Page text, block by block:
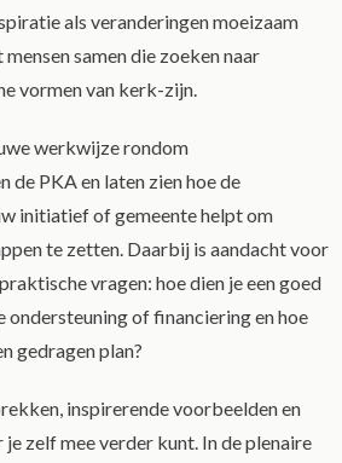
als veranderingen moeizaam
samen die zoeken naar
vormen van kerk-zijn.
werkwijze rondom
de PKA en laten zien hoe de
initiatief of gemeente helpt om
te zetten. Daarbij is aandacht voor
vragen: hoe dien je een goed
ondersteuning of financiering en hoe
gedragen plan?
inspirerende voorbeelden en
zelf mee verder kunt. In de plenaire